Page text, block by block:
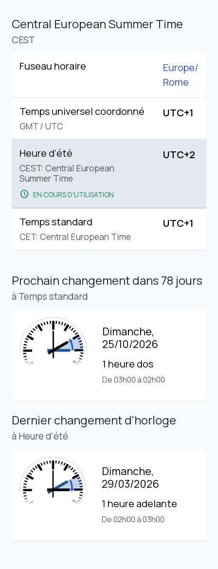
Central European Summer Time
CEST
Fuseau horaire
Europe/
Rome
Temps universel coordonné
GMT / UTC
UTC+1
Heure d'été
CEST: Central European
Summer Time
schedule EN COURS D'UTILISATION
UTC+2
Temps standard
CET: Central European Time
UTC+1
Prochain changementdans 78 jours
à Temps standard
Dimanche,
25/10/2026
1 heure dos
De 03h00 à 02h00
Dernier changement d'horloge
à Heure d'été
Dimanche,
29/03/2026
1 heure adelante
De 02h00 à 03h00